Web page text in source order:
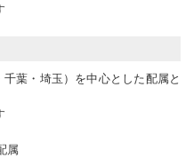
葉・埼玉）を中心とした配属と
属